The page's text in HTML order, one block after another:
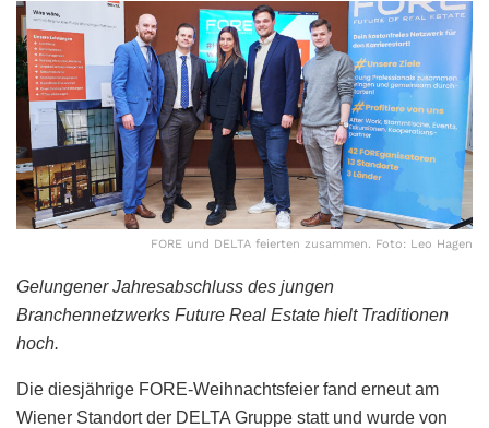
FORE und DELTA feierten zusammen. Foto: Leo Hagen
Gelungener Jahresabschluss des jungen
Branchennetzwerks Future Real Estate hielt Traditionen
hoch.
Die diesjährige FORE-Weihnachtsfeier fand erneut am
Wiener Standort der DELTA Gruppe statt und wurde von